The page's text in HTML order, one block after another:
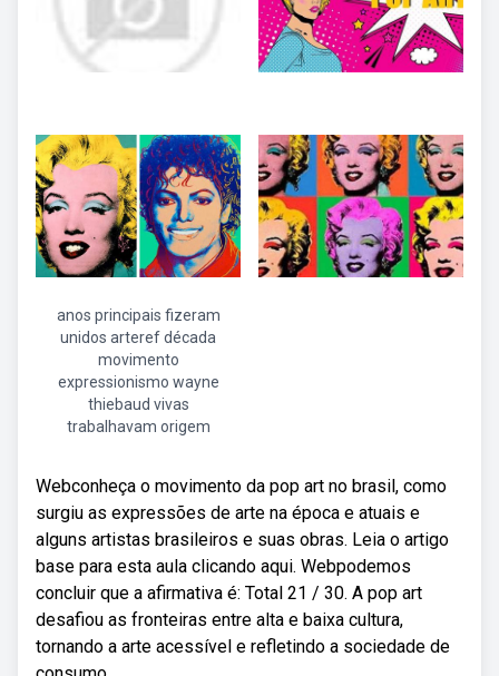
anos principais fizeram
unidos arteref década
movimento
expressionismo wayne
thiebaud vivas
trabalhavam origem
Webconheça o movimento da pop art no brasil, como
surgiu as expressões de arte na época e atuais e
alguns artistas brasileiros e suas obras. Leia o artigo
base para esta aula clicando aqui. Webpodemos
concluir que a afirmativa é: Total 21 / 30. A pop art
desafiou as fronteiras entre alta e baixa cultura,
tornando a arte acessível e refletindo a sociedade de